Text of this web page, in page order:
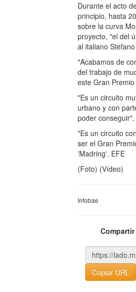
Durante el acto
principio, hasta
sobre la curva
proyecto, "el del
al italiano
"Acabamos de
del trabajo de
este Gran
"Es un circuito
urbano y con
poder
"Es un circuito
ser el Gran
'Madring'. EFE
(Foto) (Vídeo)
Infobae
Copiar URL